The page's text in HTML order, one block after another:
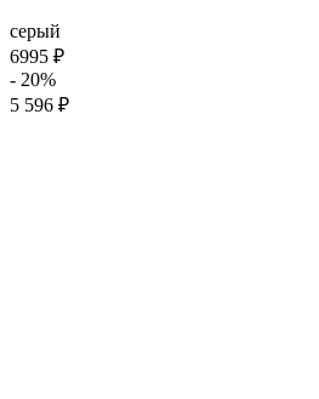
серый
6995 ₽
- 20%
5 596 ₽